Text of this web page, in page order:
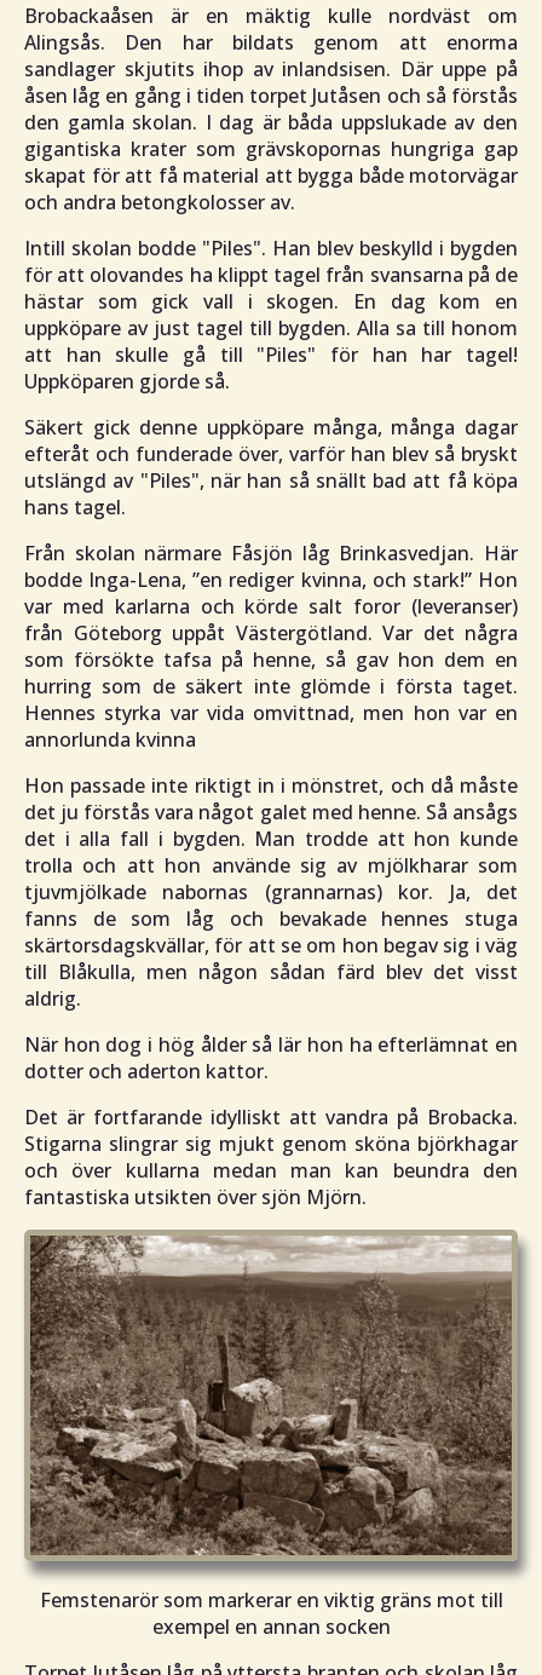
Brobackaåsen är en mäktig kulle nordväst om
Alingsås. Den har bildats genom att enorma
sandlager skjutits ihop av inlandsisen. Där uppe på
åsen låg en gång i tiden torpet Jutåsen och så förstås
den gamla skolan. I dag är båda uppslukade av den
gigantiska krater som grävskopornas hungriga gap
skapat för att få material att bygga både motorvägar
och andra betongkolosser av.
Intill skolan bodde "Piles". Han blev beskylld i bygden
för att olovandes ha klippt tagel från svansarna på de
hästar som gick vall i skogen. En dag kom en
uppköpare av just tagel till bygden. Alla sa till honom
att han skulle gå till "Piles" för han har tagel!
Uppköparen gjorde så.
Säkert gick denne uppköpare många, många dagar
efteråt och funderade över, varför han blev så bryskt
utslängd av "Piles", när han så snällt bad att få köpa
hans tagel.
Från skolan närmare Fåsjön låg Brinkasvedjan. Här
bodde Inga-Lena,”en rediger kvinna, och stark!”Hon
var med karlarna och körde salt foror (leveranser)
från Göteborg uppåt Västergötland. Var det några
som försökte tafsa på henne, så gav hon dem en
hurring som de säkert inte glömde i första taget.
Hennes styrka var vida omvittnad, men hon var en
annorlunda kvinna
Hon passade inte riktigt in i mönstret, och då måste
det ju förstås vara något galet med henne. Så ansågs
det i alla fall i bygden. Man trodde att hon kunde
trolla och att hon använde sig av mjölkharar som
tjuvmjölkade nabornas (grannarnas) kor. Ja, det
fanns de som låg och bevakade hennes stuga
skärtorsdagskvällar, för att se om hon begav sig i väg
till Blåkulla, men någon sådan färd blev det visst
aldrig.
När hon dog i hög ålder så lär hon ha efterlämnat en
dotter och aderton kattor.
Det är fortfarande idylliskt att vandra på Brobacka.
Stigarna slingrar sig mjukt genom sköna björkhagar
och över kullarna medan man kan beundra den
fantastiska utsikten över sjön Mjörn.
Femstenarör som markerar en viktig gräns mot till
exempel en annan socken